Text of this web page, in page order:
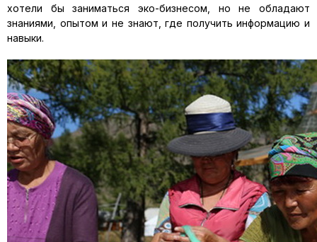
хотели бы заниматься эко-бизнесом, но не обладают
знаниями, опытом и не знают, где получить информацию и
навыки.